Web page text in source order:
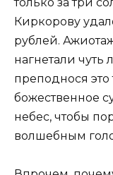
Киркорову
рублей.
нагнетали чуть
преподнося это
божественное
небес, чтобы
волшебным